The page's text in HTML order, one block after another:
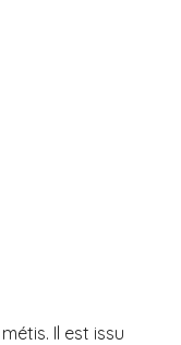
Il est issu